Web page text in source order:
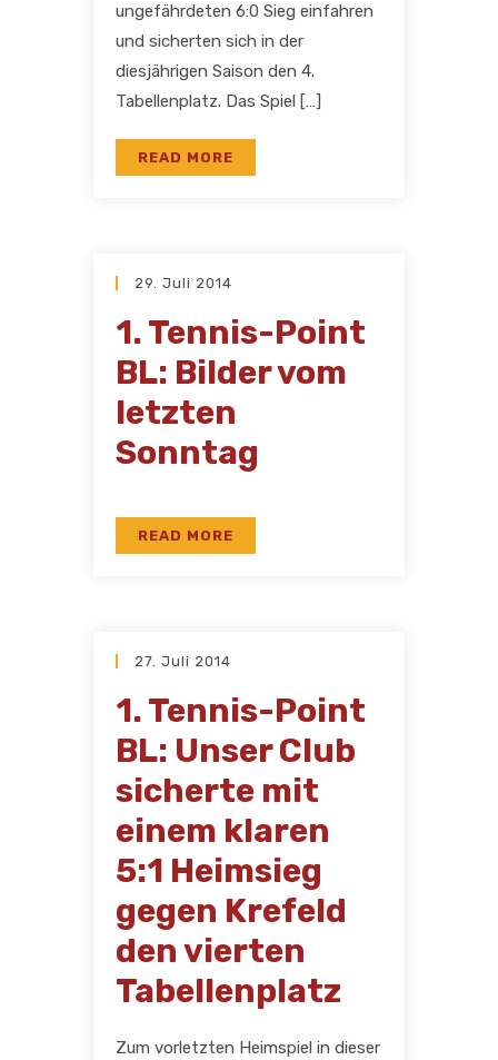
ungefährdeten 6:0 Sieg einfahren
und sicherten sich in der
diesjährigen Saison den 4.
Tabellenplatz. Das Spiel […]
READ MORE
29. Juli 2014
1. Tennis-Point
BL: Bilder vom
letzten
Sonntag
READ MORE
27. Juli 2014
1. Tennis-Point
BL: Unser Club
sicherte mit
einem klaren
5:1 Heimsieg
gegen Krefeld
den vierten
Tabellenplatz
Zum vorletzten Heimspiel in dieser